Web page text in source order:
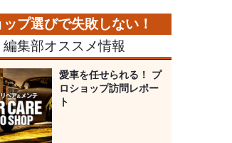
編集部オススメ情報
愛車を任せられる！ プ
ロショップ訪問レポー
ト